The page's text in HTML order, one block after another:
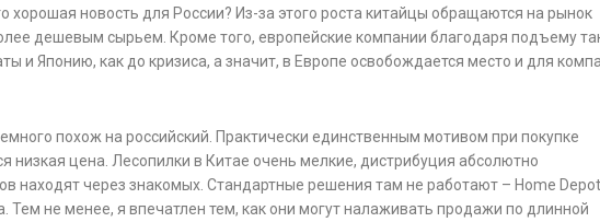
хорошая новость для России? Из-за этого роста китайцы обращаются на рынок
дешевым сырьем. Кроме того, европейские компании благодаря подъему
и Японию, как до кризиса, а значит, в Европе освобождается место и для
похож на российский. Практически единственным мотивом при покупке
низкая цена. Лесопилки в Китае очень мелкие, дистрибуция абсолютно
находят через знакомых. Стандартные решения там не работают – Home
Тем не менее, я впечатлен тем, как они могут налаживать продажи по длинной